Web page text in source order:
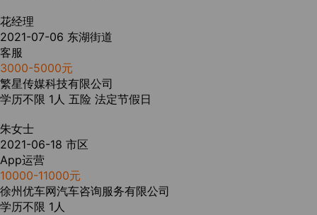
花经理
2021-07-06 东湖街道
客服
3000-5000元
繁星传媒科技有限公司
学历不限 1人 五险 法定节假日
朱女士
2021-06-18 市区
App运营
10000-11000元
徐州优车网汽车咨询服务有限公司
学历不限 1人